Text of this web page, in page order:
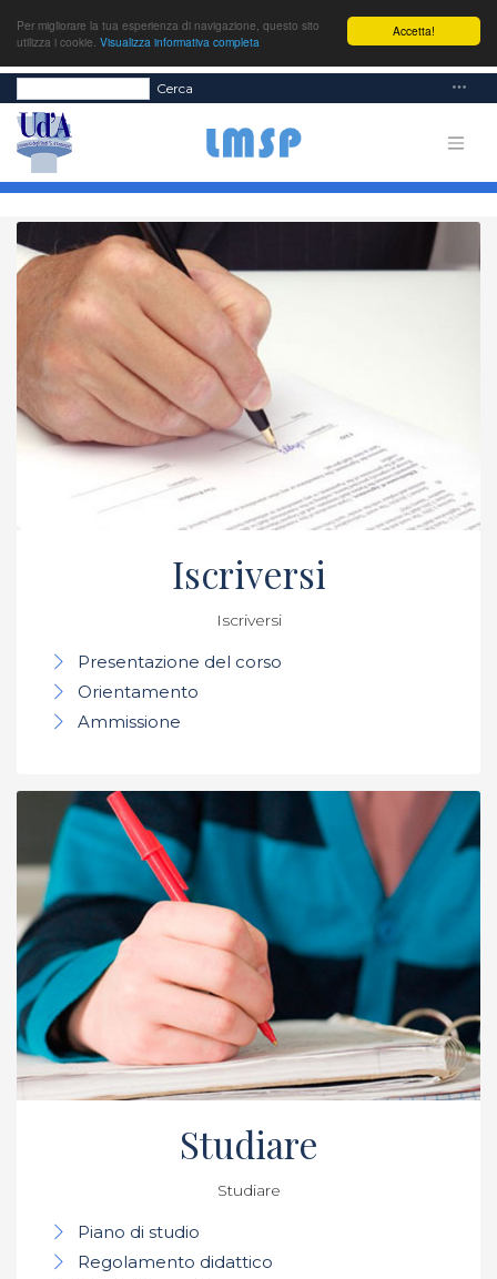
Accetta!
Per migliorare la tua esperienza di navigazione, questo sito
utilizza i cookie. Visualizza informativa completa
Cerca
Iscriversi
Iscriversi
Presentazione del corso
Orientamento
Ammissione
Studiare
Studiare
Piano di studio
Regolamento didattico